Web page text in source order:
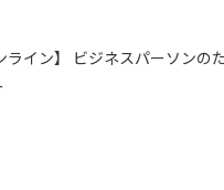
ライン】 ビジネスパーソンの